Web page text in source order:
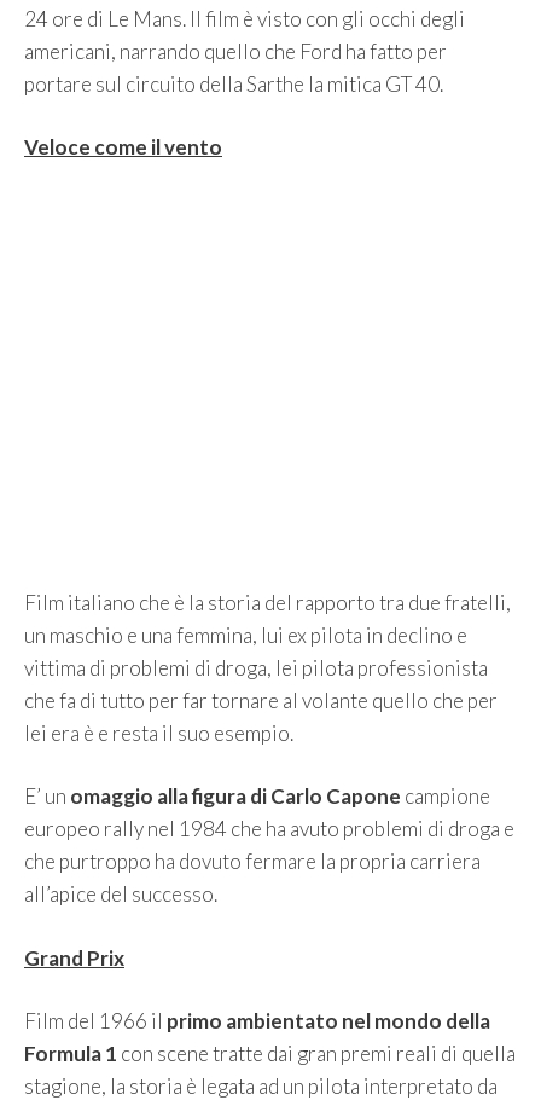
24 ore di Le Mans. Il film è visto con gli occhi degli
americani, narrando quello che Ford ha fatto per
portare sul circuito della Sarthe la mitica GT 40.
Veloce come il vento
Film italiano che è la storia del rapporto tra due fratelli,
un maschio e una femmina, lui ex pilota in declino e
vittima di problemi di droga, lei pilota professionista
che fa di tutto per far tornare al volante quello che per
lei era è e resta il suo esempio.
E’ un omaggio alla figura di Carlo Capone campione
europeo rally nel 1984 che ha avuto problemi di droga e
che purtroppo ha dovuto fermare la propria carriera
all’apice del successo.
Grand Prix
Film del 1966 il primo ambientato nel mondo della
Formula 1 con scene tratte dai gran premi reali di quella
stagione, la storia è legata ad un pilota interpretato da